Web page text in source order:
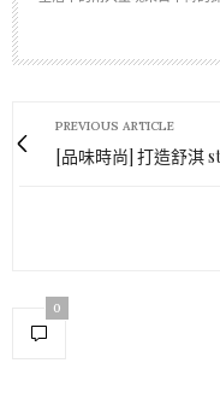
PREVIOUS ARTICLE
[品味時尚] 打造舒淇
0